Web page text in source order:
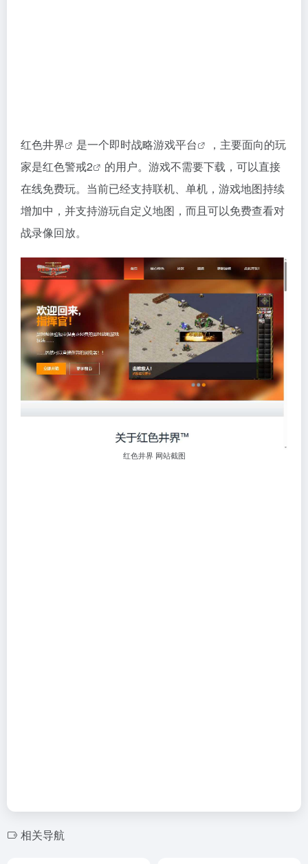
红色井界 是一个即时战略游戏平台
，主要面向的玩
家是红色警戒2
的用户。游戏不需要下载，可以直接
在线免费玩。当前已经支持联机、单机，游戏地图持续
增加中，并支持游玩自定义地图，而且可以免费查看对
战录像回放。
红色井界 网站截图
相关导航